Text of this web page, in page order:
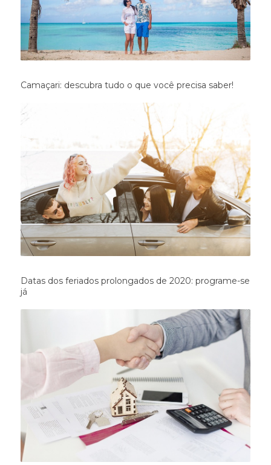
Camaçari: descubra tudo o que você precisa saber!
Datas dos feriados prolongados de 2020: programe-se
já